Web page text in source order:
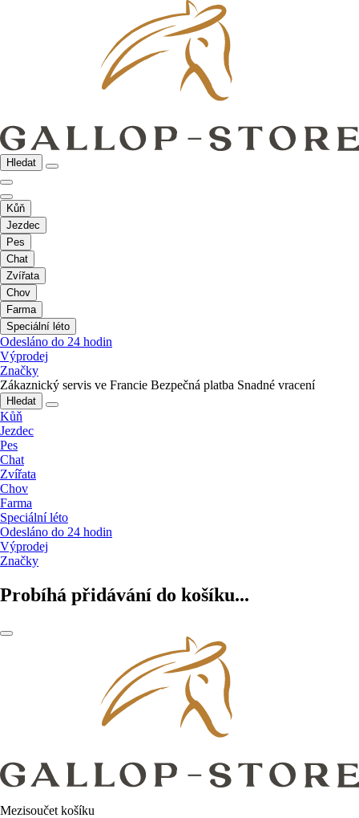
Hledat
Kůň
Jezdec
Pes
Chat
Zvířata
Chov
Farma
Speciální léto
Odesláno do 24 hodin
Výprodej
Značky
Zákaznický servis ve Francie Bezpečná platba Snadné vracení
Hledat
Kůň
Jezdec
Pes
Chat
Zvířata
Chov
Farma
Speciální léto
Odesláno do 24 hodin
Výprodej
Značky
Probíhá přidávání do košíku...
Mezisoučet košíku